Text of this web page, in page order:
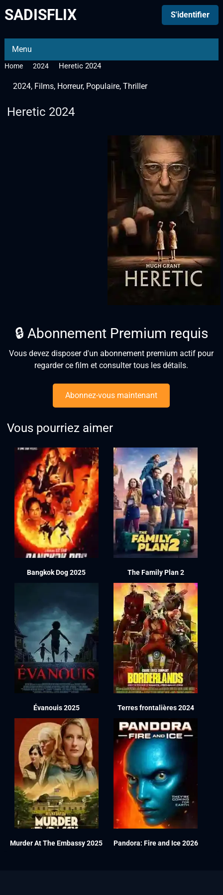
SADISFLIX S'identifier
Menu
Home 2024 Heretic 2024
2024, Films, Horreur, Populaire, Thriller
Heretic 2024
🔒 Abonnement Premium requis
Vous devez disposer d'un abonnement premium actif pour
regarder ce film et consulter tous les détails.
Abonnez-vous maintenant
Vous pourriez aimer
Bangkok Dog 2025 The Family Plan 2
Évanouis 2025 Terres frontalières 2024
Murder At The Embassy 2025 Pandora: Fire and Ice 2026